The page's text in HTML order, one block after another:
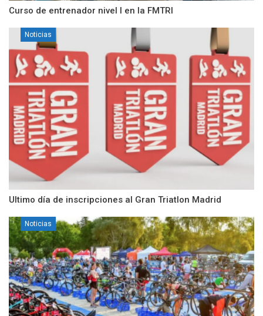
Curso de entrenador nivel I en la FMTRI
Noticias
Ultimo día de inscripciones al Gran Triatlon Madrid
Noticias